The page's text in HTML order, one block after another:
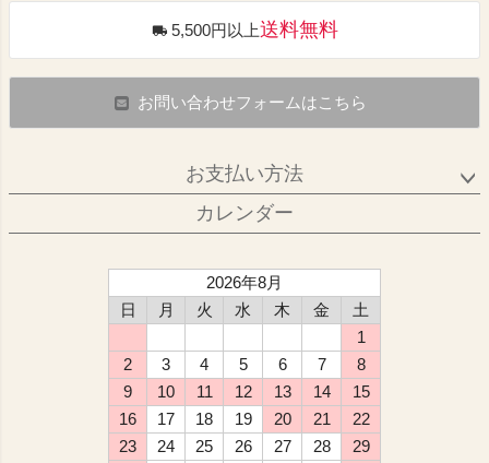
5,500円以上送料無料
お問い合わせフォームはこちら
お支払い方法
カレンダー
2026年8月
日
月 火 水 木 金
土
1
2
3 4 5 6 7
8
9
10 11 12 13 14
15
16
17 18 19 20 21
22
23
24 25 26 27 28
29